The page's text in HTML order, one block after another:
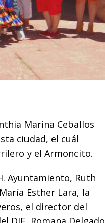
Marina Ceballos
ciudad, el cuál
y el Armoncito.
Ayuntamiento, Ruth
Esther Lara, la
el director del